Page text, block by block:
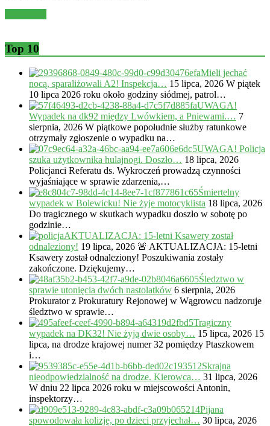
Top 10
Mieli jechać
nocą, sparaliżowali A2! Inspekcja… 15 lipca, 2026 W piątek
10 lipca 2026 roku około godziny siódmej, patrol…
UWAGA!
Wypadek na dk92 między Lwówkiem, a Pniewami.… 7
sierpnia, 2026 W piątkowe popołudnie służby ratunkowe
otrzymały zgłoszenie o wypadku na…
UWAGA! Policja
szuka użytkownika hulajnogi. Doszło… 18 lipca, 2026
Policjanci Referatu ds. Wykroczeń prowadzą czynności
wyjaśniające w sprawie zdarzenia,…
Śmiertelny
wypadek w Bolewicku! Nie żyje motocyklista 18 lipca, 2026
Do tragicznego w skutkach wypadku doszło w sobotę po
godzinie…
AKTUALIZACJA: 15-letni Ksawery został
odnaleziony! 19 lipca, 2026 🚨 AKTUALIZACJA: 15-letni
Ksawery został odnaleziony! Poszukiwania zostały
zakończone. Dziękujemy…
Śledztwo w
sprawie utonięcia dwóch nastolatków 6 sierpnia, 2026
Prokurator z Prokuratury Rejonowej w Wągrowcu nadzoruje
śledztwo w sprawie…
Tragiczny
wypadek na DK32! Nie żyją dwie osoby… 15 lipca, 2026 15
lipca, na drodze krajowej numer 32 pomiędzy Ptaszkowem
i…
Skrajna
nieodpowiedzialność na drodze. Kierowca… 31 lipca, 2026
W dniu 22 lipca 2026 roku w miejscowości Antonin,
inspektorzy…
Pijana
spowodowała kolizję, po dzieci przyjechał… 30 lipca, 2026